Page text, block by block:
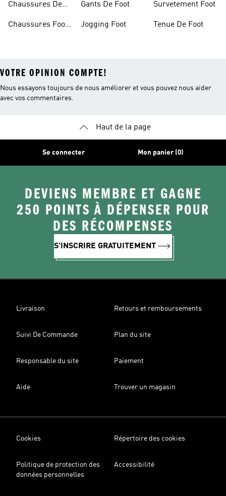
Chaussures De
Chaussures Foot
Gants De Foot
Jogging Foot
Survetement Foot
Tenue De Foot
VOTRE OPINION COMPTE!
Nous essayons toujours de nous améliorer et vous pouvez nous aider
avec vos commentaires.
Haut de la page
Se connecter Mon panier (0)
DEVIENS MEMBRE ET GAGNE
250 POINTS À DÉPENSER POUR
DES RÉCOMPENSES
S'INSCRIRE GRATUITEMENT
Livraison Retours et remboursements
Suivi De Commande Plan du site
Responsable du site Paiement
Aide Trouver un magasin
Cookies Répertoire des cookies
Politique de protection des
données personnelles
Accessibilité